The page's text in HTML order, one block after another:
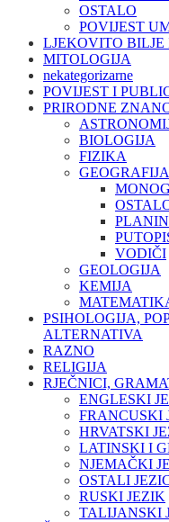
OSTALO
POVIJEST
LJEKOVITO BILJE
MITOLOGIJA
nekategorizarne
POVIJEST I
PRIRODNE
BIOLOGIJA
FIZIKA
GEOGRAFIJA
VODIČI
GEOLOGIJA
KEMIJA
PSIHOLOGIJA,
ALTERNATIVA
RAZNO
RELIGIJA
RJEČNICI,
ENGLESKI
FRANCUSKI
HRVATSKI
LATINSKI I
NJEMAČKI
OSTALI
RUSKI JEZIK
TALIJANSKI